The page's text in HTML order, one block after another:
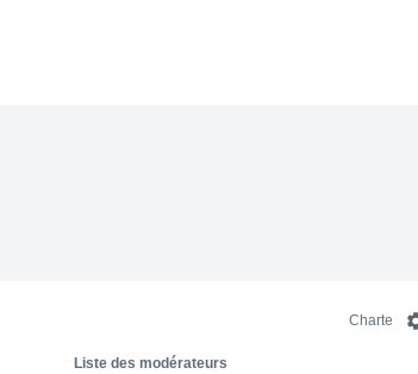
Charte
Liste des modérateurs